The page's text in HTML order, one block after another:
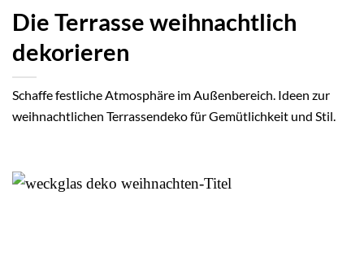
Die Terrasse weihnachtlich
dekorieren
Schaffe festliche Atmosphäre im Außenbereich. Ideen zur
weihnachtlichen Terrassendeko für Gemütlichkeit und Stil.